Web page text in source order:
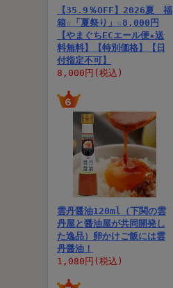
【35.9％OFF】2026夏 福
箱☆「夏祭り」☆8,000円
【やまぐちECエール便★送
料無料】【特別価格】【日
付指定不可】
8,000円(税込)
雲丹醤油120ml（下関の雲
丹屋と醤油屋が共同開発し
た逸品）卵かけご飯には雲
丹醤油！
1,080円(税込)